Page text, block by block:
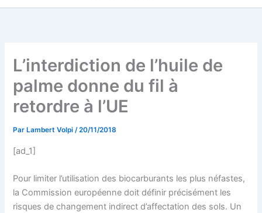
L’interdiction de l’huile de
palme donne du fil à
retordre à l’UE
Par Lambert Volpi/20/11/2018
[ad_1]
Pour limiter l’utilisation des biocarburants les plus néfastes,
la Commission européenne doit définir précisément les
risques de changement indirect d’affectation des sols. Un